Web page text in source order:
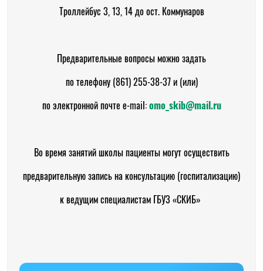
Троллейбус 3, 13, 14 до ост. Коммунаров
Предварительные вопросы можно задать
по телефону (861) 255-38-37 и (или)
по электронной почте e-mail:omo_skib@mail.ru
Во время занятий школы пациенты могут осуществить
предварительную запись на консультацию (госпитализацию)
к ведущим специалистам ГБУЗ «СКИБ»